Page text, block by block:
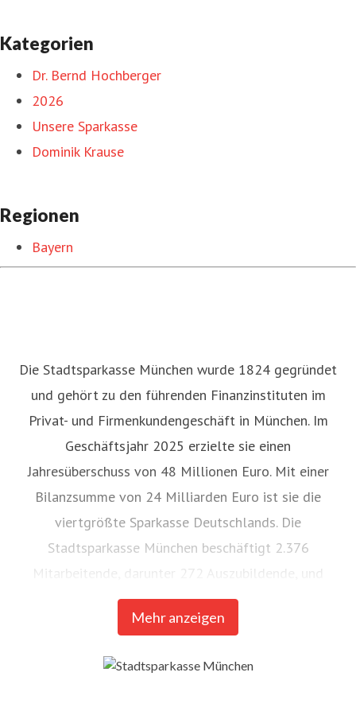
Kategorien
Dr. Bernd Hochberger
2026
Unsere Sparkasse
Dominik Krause
Regionen
Bayern
Die Stadtsparkasse München wurde 1824 gegründet
und gehört zu den führenden Finanzinstituten im
Privat- und Firmenkundengeschäft in München. Im
Geschäftsjahr 2025 erzielte sie einen
Jahresüberschuss von 48 Millionen Euro. Mit einer
Bilanzsumme von 24 Milliarden Euro ist sie die
viertgrößte Sparkasse Deutschlands. Die
Stadtsparkasse München beschäftigt 2.376
Mitarbeitende, darunter 272 Auszubildende, und
betreibt 41 Filialen im Stadtgebiet. Im vergangenen
Jahr unterstützte sie 257 gemeinnützige Projekte mit
Stadtsparkasse München. Stand: 31.12.2025
Mehr anzeigen